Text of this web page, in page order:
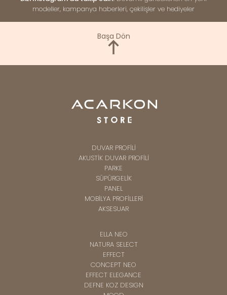
modeller, kampanya haberleri, çekilişler ve hediyeler
Başa Dön
DUVAR PROFİLİ
AKUSTİK DUVAR PROFİLİ
PARKE
SÜPÜRGELİK
PANEL
MOBİLYA PROFİLLERİ
AKSESUAR
ELLA NEO
NATURA SELECT
EFFECT
CONCEPT NEO
EFFECT ELEGANCE
DEFNE KOZ DESIGN